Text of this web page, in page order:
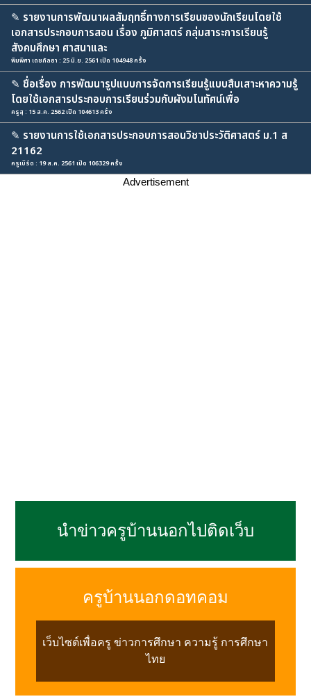
✎ รายงานการพัฒนาผลสัมฤทธิ์ทางการเรียนของนักเรียนโดยใช้
เอกสารประกอบการสอน เรื่อง ภูมิศาสตร์ กลุ่มสาระการเรียนรู้
สังคมศึกษา ศาสนาและ
พิมพิศา เดชกัลยา : 25 มิ.ย. 2561 เปิด 104948 ครั้ง
✎ ชื่อเรื่อง การพัฒนารูปแบบการจัดการเรียนรู้แบบสืบเสาะหาความรู้
โดยใช้เอกสารประกอบการเรียนร่วมกับผังมโนทัศน์เพื่อ
ครูสุ : 15 ส.ค. 2562 เปิด 104613 ครั้ง
✎ รายงานการใช้เอกสารประกอบการสอนวิชาประวัติศาสตร์ ม.1 ส
21162
ครูเบิร์ด : 19 ส.ค. 2561 เปิด 106329 ครั้ง
Advertisement
นำข่าวครูบ้านนอกไปติดเว็บ
ครูบ้านนอกดอทคอม
เว็บไซต์เพื่อครู ข่าวการศึกษา ความรู้ การศึกษา
ไทย